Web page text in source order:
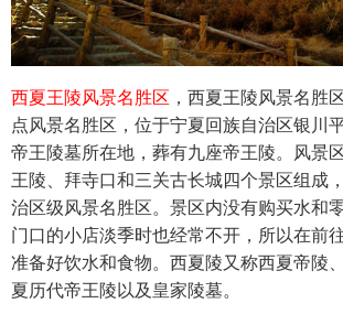
西夏王陵风景名胜区 ，西夏王陵风景名胜
点风景名胜区，位于宁夏回族自治区银川
帝王陵墓所在地，葬有九座帝王陵。风景
王陵、拜寺口和三关古长城四个景区组成
治区级风景名胜区。景区内没有购买水和
门口的小店淡季时也经常不开，所以在前
准备好饮水和食物。西夏陵又称西夏帝陵
夏历代帝王陵以及皇家陵墓。